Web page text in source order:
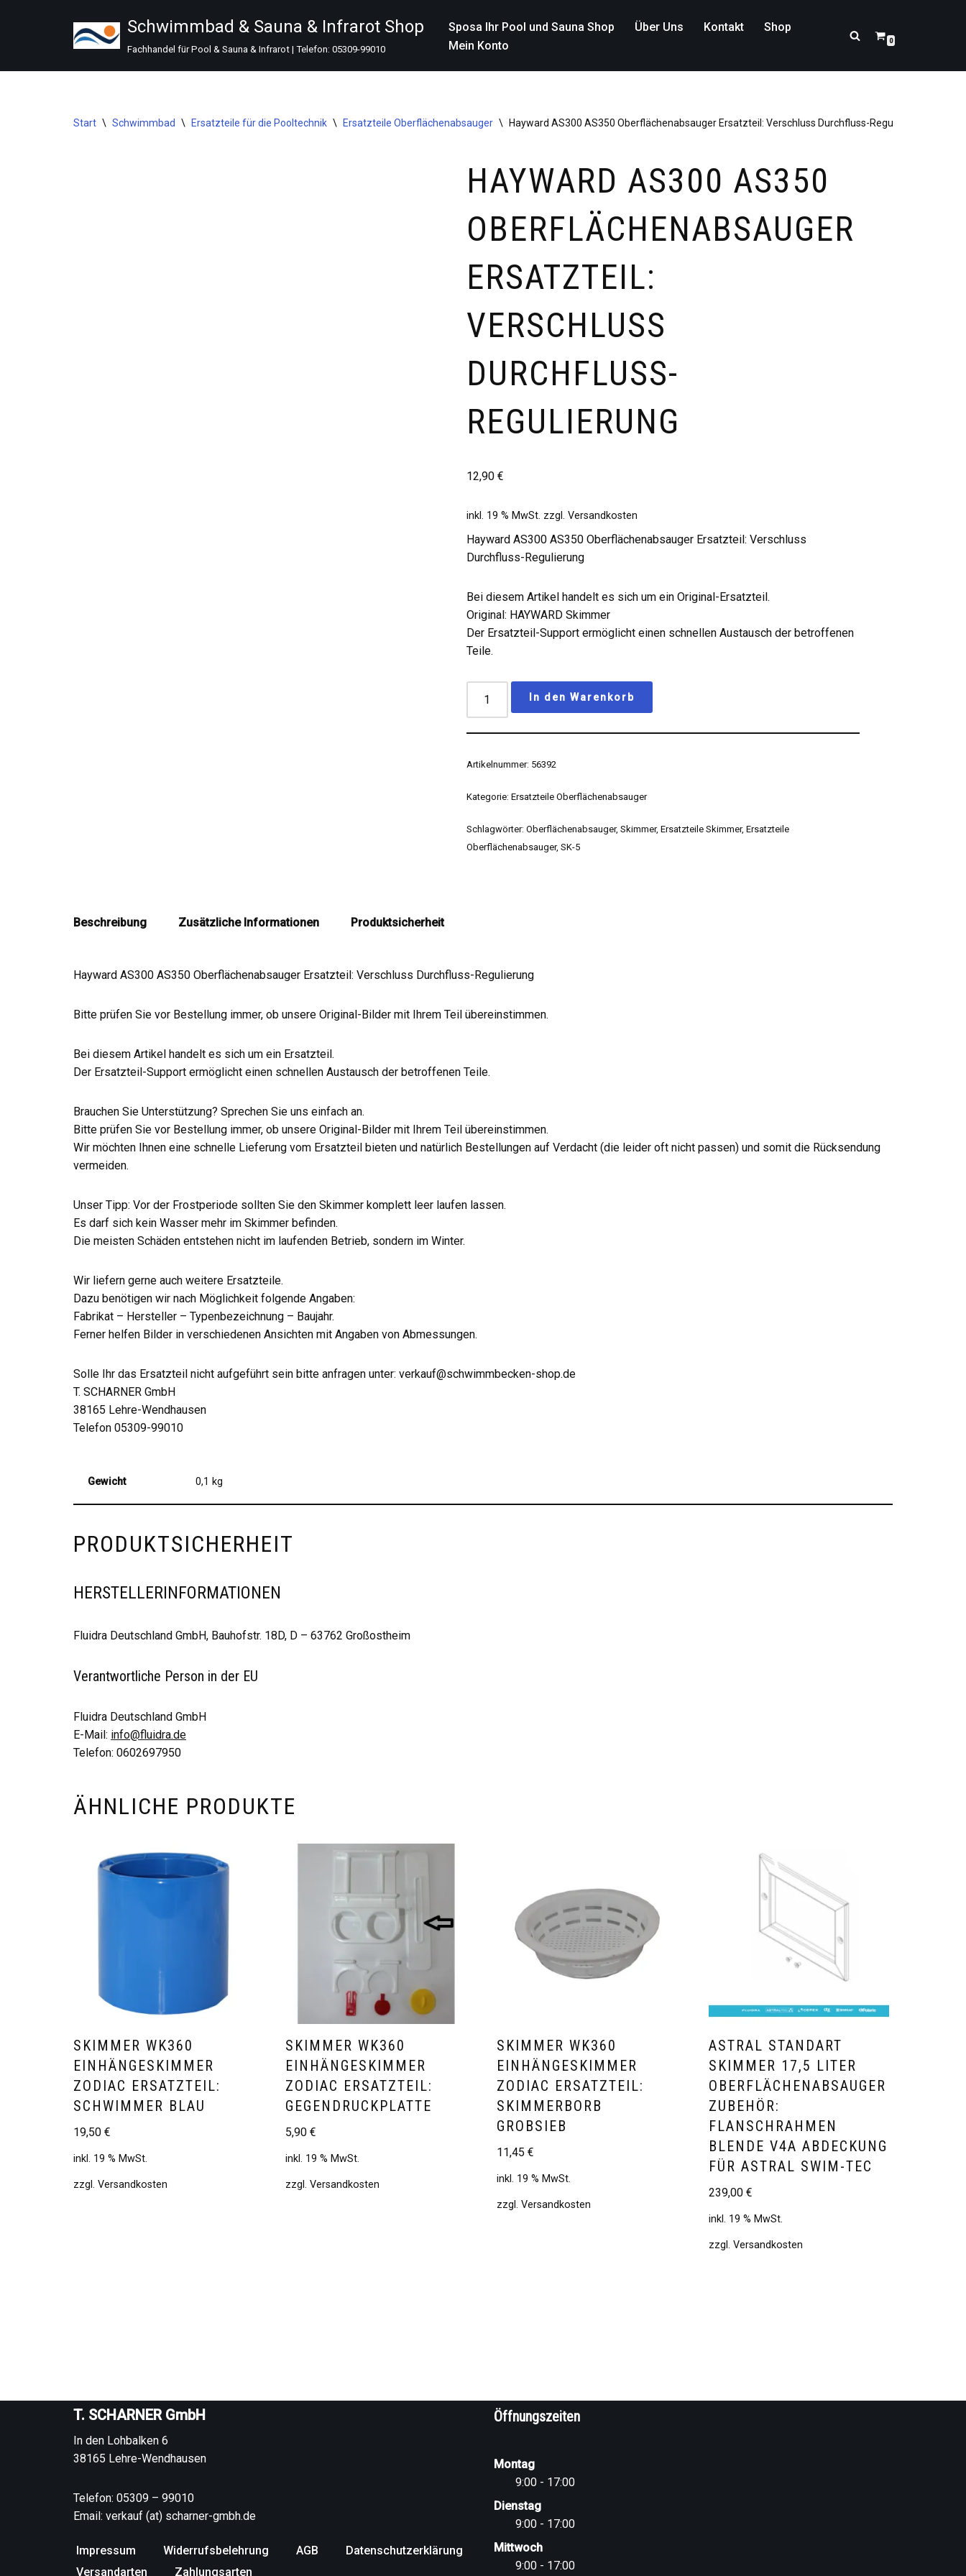
springen
Schwimmbad & Sauna & Infrarot Shop
Fachhandel für Pool & Sauna & Infrarot | Telefon: 05309-99010
Sposa Ihr Pool und Sauna Shop Über Uns Kontakt
Shop
Mein Konto
0
Start \ Schwimmbad \ Ersatzteile für die Pooltechnik \ Ersatzteile Oberflächenabsauger \ Hayward AS300 AS350 Oberflächenabsauger Ersatzteil: Verschluss Durchfluss-Regulierung
HAYWARD AS300 AS350
OBERFLÄCHENABSAUGER
ERSATZTEIL:
VERSCHLUSS
DURCHFLUSS-
REGULIERUNG
12,90€
inkl. 19 % MwSt. zzgl.Versandkosten
Hayward AS300 AS350 Oberflächenabsauger Ersatzteil: Verschluss
Durchfluss-Regulierung
Bei diesem Artikel handelt es sich um ein Original-Ersatzteil.
Original: HAYWARD Skimmer
Der Ersatzteil-Support ermöglicht einen schnellen Austausch der betroffenen
Teile.
In den Warenkorb
Artikelnummer: 56392
Kategorie:Ersatzteile Oberflächenabsauger
Schlagwörter:Oberflächenabsauger,Skimmer,Ersatzteile Skimmer,Ersatzteile
Oberflächenabsauger,SK-5
Beschreibung Zusätzliche Informationen Produktsicherheit
Hayward AS300 AS350 Oberflächenabsauger Ersatzteil: Verschluss Durchfluss-Regulierung
Bitte prüfen Sie vor Bestellung immer, ob unsere Original-Bilder mit Ihrem Teil übereinstimmen.
Bei diesem Artikel handelt es sich um ein Ersatzteil.
Der Ersatzteil-Support ermöglicht einen schnellen Austausch der betroffenen Teile.
Brauchen Sie Unterstützung? Sprechen Sie uns einfach an.
Bitte prüfen Sie vor Bestellung immer, ob unsere Original-Bilder mit Ihrem Teil übereinstimmen.
Wir möchten Ihnen eine schnelle Lieferung vom Ersatzteil bieten und natürlich Bestellungen auf Verdacht (die leider oft nicht passen) und somit die Rücksendung
vermeiden.
Unser Tipp: Vor der Frostperiode sollten Sie den Skimmer komplett leer laufen lassen.
Es darf sich kein Wasser mehr im Skimmer befinden.
Die meisten Schäden entstehen nicht im laufenden Betrieb, sondern im Winter.
Wir liefern gerne auch weitere Ersatzteile.
Dazu benötigen wir nach Möglichkeit folgende Angaben:
Fabrikat – Hersteller – Typenbezeichnung – Baujahr.
Ferner helfen Bilder in verschiedenen Ansichten mit Angaben von Abmessungen.
Solle Ihr das Ersatzteil nicht aufgeführt sein bitte anfragen unter: verkauf@schwimmbecken-shop.de
T. SCHARNER GmbH
38165 Lehre-Wendhausen
Telefon 05309-99010
Gewicht 0,1 kg
PRODUKTSICHERHEIT
HERSTELLERINFORMATIONEN
Fluidra Deutschland GmbH, Bauhofstr. 18D, D – 63762 Großostheim
Verantwortliche Person in der EU
Fluidra Deutschland GmbH
E-Mail: info@fluidra.de
Telefon: 0602697950
ÄHNLICHE PRODUKTE
SKIMMER WK360
EINHÄNGESKIMMER
ZODIAC ERSATZTEIL:
SCHWIMMER BLAU
19,50 €
inkl. 19 % MwSt.
zzgl. Versandkosten
SKIMMER WK360
EINHÄNGESKIMMER
ZODIAC ERSATZTEIL:
GEGENDRUCKPLATTE
5,90 €
inkl. 19 % MwSt.
zzgl. Versandkosten
SKIMMER WK360
EINHÄNGESKIMMER
ZODIAC ERSATZTEIL:
SKIMMERBORB
GROBSIEB
11,45€
inkl. 19 % MwSt.
zzgl.Versandkosten
ASTRAL STANDART
SKIMMER 17,5 LITER
OBERFLÄCHENABSAUGER
ZUBEHÖR:
FLANSCHRAHMEN
BLENDE V4A ABDECKUNG
FÜR ASTRAL SWIM-TEC
239,00€
inkl. 19 % MwSt.
zzgl.Versandkosten
T. SCHARNER GmbH
In den Lohbalken 6
38165 Lehre-Wendhausen
Telefon: 05309 – 99010
Email: verkauf (at) scharner-gmbh.de
Impressum Widerrufsbelehrung AGB
Datenschutzerklärung
Versandarten
Zahlungsarten
Öffnungszeiten
Montag
9:00 - 17:00
Dienstag
9:00 - 17:00
Mittwoch
9:00 - 17:00